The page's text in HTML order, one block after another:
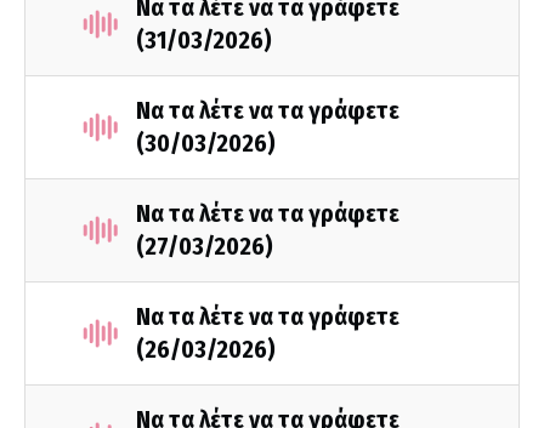
Να τα λέτε να τα γράφετε
(31/03/2026)
Να τα λέτε να τα γράφετε
(30/03/2026)
Να τα λέτε να τα γράφετε
(27/03/2026)
Να τα λέτε να τα γράφετε
(26/03/2026)
Να τα λέτε να τα γράφετε